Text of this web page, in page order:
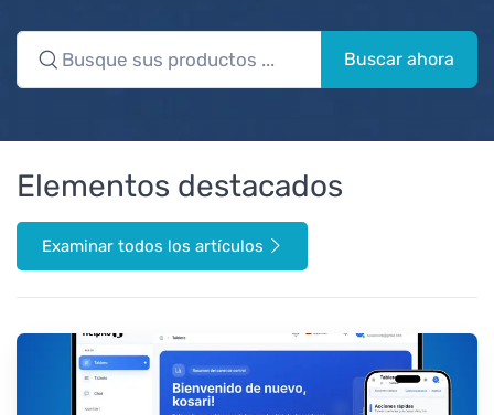
Buscar ahora
Elementos destacados
Examinar todos los artículos